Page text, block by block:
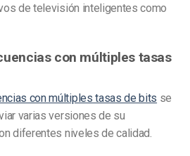
de televisión inteligentes como
con múltiples tasas
con múltiples tasas de bits se
varias versiones de su
diferentes niveles de calidad.